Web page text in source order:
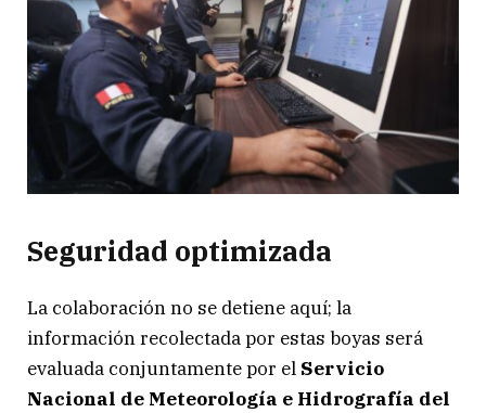
Seguridad optimizada
La colaboración no se detiene aquí; la
información recolectada por estas boyas será
evaluada conjuntamente por el Servicio
Nacional de Meteorología e Hidrografía del